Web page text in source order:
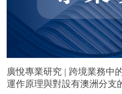
廣悅專業研究 | 跨境業務中
運作原理與對設有澳洲分支